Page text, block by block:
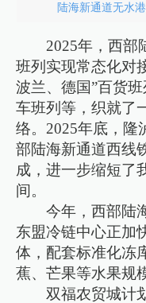
陆海新通道无水
2025年，西部
班列实现常态化
波兰、德国”百货
车班列等，织就了
络。2025年底，隆
部陆海新通道西线
成，进一步缩短了
间。
今年，西部陆
东盟冷链中心正加
体，配套标准化冻
蕉、芒果等水果规
双福农贸城计